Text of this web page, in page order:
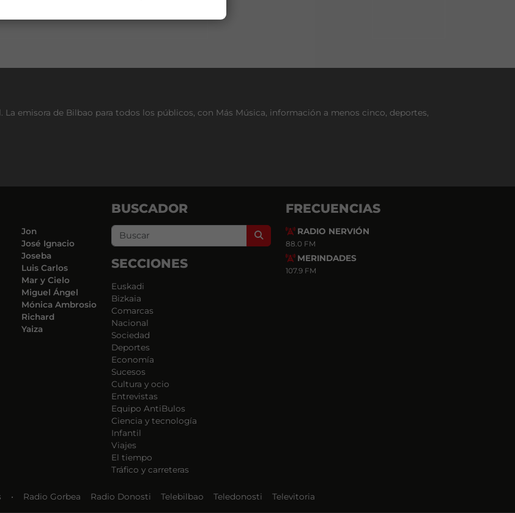
La emisora de Bilbao para todos los públicos, con Más Música, información a menos cinco, deportes,
Jon
José Ignacio
Joseba
Luis Carlos
Mar y Cielo
Miguel Ángel
Mónica Ambrosio
Richard
Yaiza
BUSCADOR
Search
SECCIONES
Euskadi
Bizkaia
Comarcas
Nacional
Sociedad
Deportes
Economía
Sucesos
Cultura y ocio
Entrevistas
Equipo AntiBulos
Ciencia y tecnología
Infantil
Viajes
El tiempo
Tráfico y carreteras
FRECUENCIAS
RADIO NERVIÓN
88.0 FM
MERINDADES
107.9 FM
• Radio Gorbea Radio Donosti Telebilbao Teledonosti Televitoria